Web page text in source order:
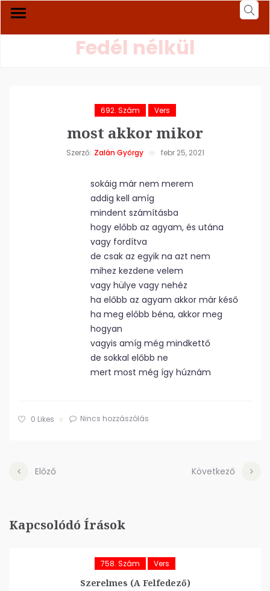
Fedél nélkül
692. Szám Vers
most akkor mikor
Szerző: Zalán György febr 25, 2021
sokáig már nem merem
addig kell amíg
mindent számításba
hogy előbb az agyam, és utána
vagy fordítva
de csak az egyik na azt nem
mihez kezdene velem
vagy hülye vagy nehéz
ha előbb az agyam akkor már késő
ha meg előbb béna, akkor meg
hogyan
vagyis amíg még mindkettő
de sokkal előbb ne
mert most még így húznám
0 Likes Nincs hozzászólás
Előző Következő
Kapcsolódó Írások
758. Szám Vers
Szerelmes (A Felfedező)